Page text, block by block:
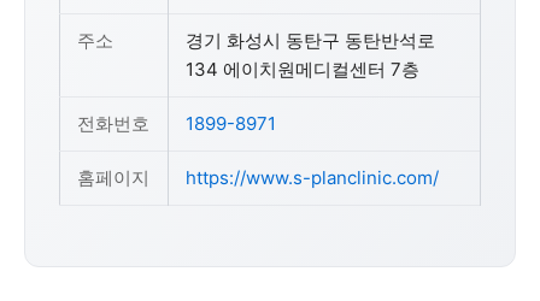
주소
경기 화성시 동탄구 동탄반석로
134 에이치원메디컬센터 7층
전화번호 1899-8971
홈페이지 https://www.s-planclinic.com/